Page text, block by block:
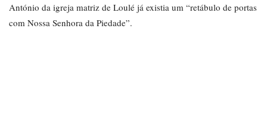
António da igreja matriz de Loulé já existia um “retábulo de portas
com Nossa Senhora da Piedade”.